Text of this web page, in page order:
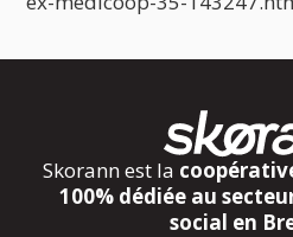
Skorann est la
100% dédiée au
social en